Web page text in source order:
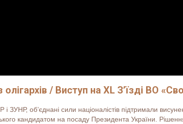
/ Виступ на XL З’їзді ВО
ЗУНР, об’єднані сили націоналістів підтримали
кандидатом на посаду Президента України.